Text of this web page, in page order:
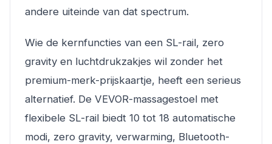
andere uiteinde van dat spectrum.
Wie de kernfuncties van een SL-rail, zero
gravity en luchtdrukzakjes wil zonder het
premium-merk-prijskaartje, heeft een serieus
alternatief. De VEVOR-massagestoel met
flexibele SL-rail biedt 10 tot 18 automatische
modi, zero gravity, verwarming, Bluetooth-